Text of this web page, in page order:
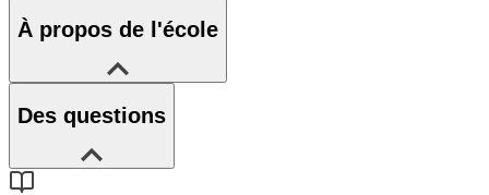
À propos de l'école
Des questions